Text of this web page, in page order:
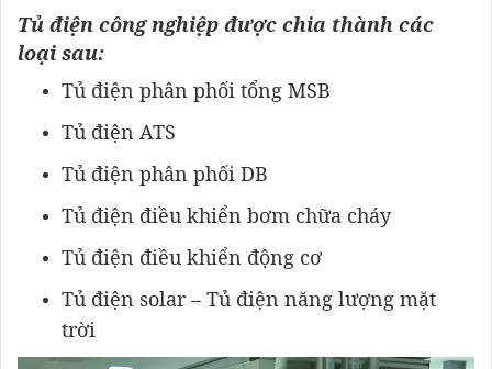
Tủ điện công nghiệp được chia thành các
loại sau:
Tủ điện phân phối tổng MSB
Tủ điện ATS
Tủ điện phân phối DB
Tủ điện điều khiển bơm chữa cháy
Tủ điện điều khiển động cơ
Tủ điện solar – Tủ điện năng lượng mặt
trời